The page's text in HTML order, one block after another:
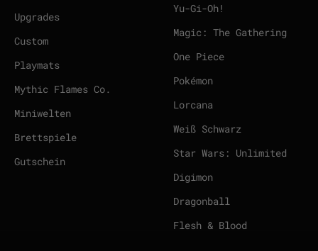
Upgrades
Custom
Playmats
Mythic Flames Co.
Miniwelten
Brettspiele
Gutschein
Yu-Gi-Oh!
Magic: The Gathering
One Piece
Pokémon
Lorcana
Weiß Schwarz
Star Wars: Unlimited
Digimon
Dragonball
Flesh & Blood